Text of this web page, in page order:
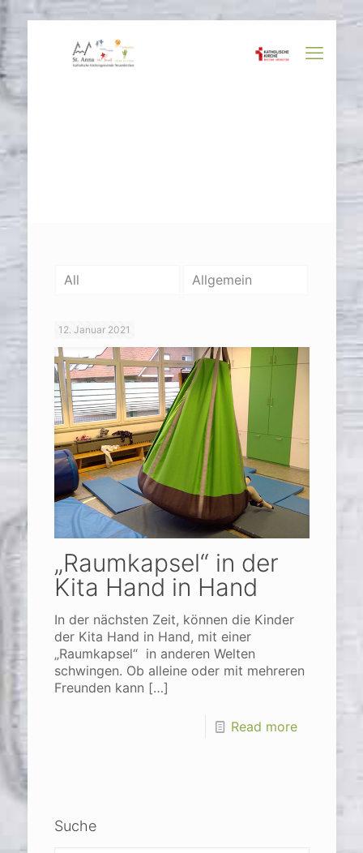
All Allgemein
12. Januar 2021
„Raumkapsel“ in der
Kita Hand in Hand
In der nächsten Zeit, können die Kinder
der Kita Hand in Hand, mit einer
„Raumkapsel“ in anderen Welten
schwingen. Ob alleine oder mit mehreren
Freunden kann […]
Read more
Suche